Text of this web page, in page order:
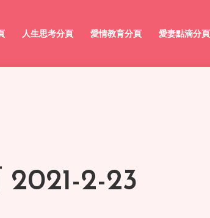
人生思考分頁 愛情教育分頁 愛妻點滴分頁
2-23